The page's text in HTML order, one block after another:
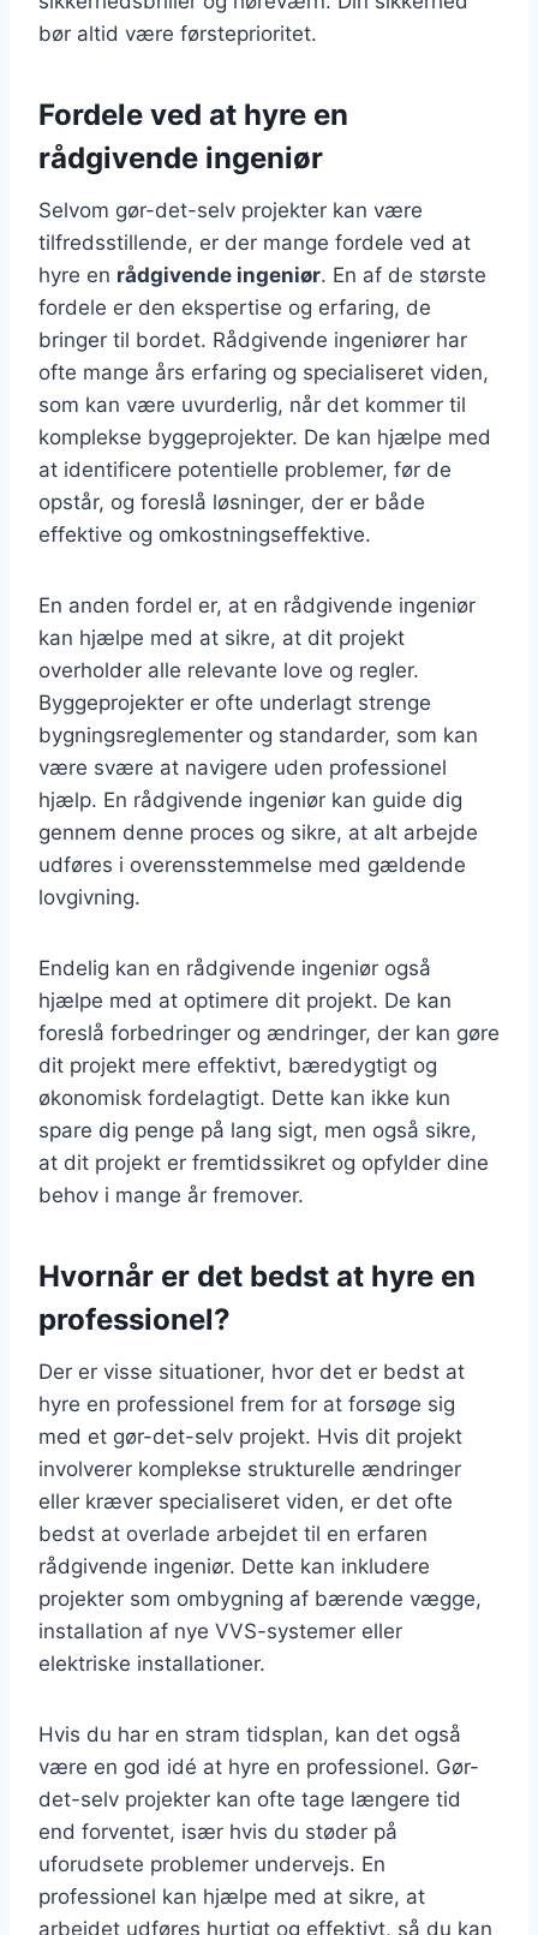
bør altid være førsteprioritet.
Fordele ved at hyre en
rådgivende ingeniør
Selvom gør-det-selv projekter kan være
tilfredsstillende, er der mange fordele ved at
hyre en rådgivende ingeniør. En af de største
fordele er den ekspertise og erfaring, de
bringer til bordet. Rådgivende ingeniører har
ofte mange års erfaring og specialiseret viden,
som kan være uvurderlig, når det kommer til
komplekse byggeprojekter. De kan hjælpe med
at identificere potentielle problemer, før de
opstår, og foreslå løsninger, der er både
effektive og omkostningseffektive.
En anden fordel er, at en rådgivende ingeniør
kan hjælpe med at sikre, at dit projekt
overholder alle relevante love og regler.
Byggeprojekter er ofte underlagt strenge
bygningsreglementer og standarder, som kan
være svære at navigere uden professionel
hjælp. En rådgivende ingeniør kan guide dig
gennem denne proces og sikre, at alt arbejde
udføres i overensstemmelse med gældende
lovgivning.
Endelig kan en rådgivende ingeniør også
hjælpe med at optimere dit projekt. De kan
foreslå forbedringer og ændringer, der kan gøre
dit projekt mere effektivt, bæredygtigt og
økonomisk fordelagtigt. Dette kan ikke kun
spare dig penge på lang sigt, men også sikre,
at dit projekt er fremtidssikret og opfylder dine
behov i mange år fremover.
Hvornår er det bedst at hyre en
professionel?
Der er visse situationer, hvor det er bedst at
hyre en professionel frem for at forsøge sig
med et gør-det-selv projekt. Hvis dit projekt
involverer komplekse strukturelle ændringer
eller kræver specialiseret viden, er det ofte
bedst at overlade arbejdet til en erfaren
rådgivende ingeniør. Dette kan inkludere
projekter som ombygning af bærende vægge,
installation af nye VVS-systemer eller
elektriske installationer.
Hvis du har en stram tidsplan, kan det også
være en god idé at hyre en professionel. Gør-
det-selv projekter kan ofte tage længere tid
end forventet, især hvis du støder på
uforudsete problemer undervejs. En
professionel kan hjælpe med at sikre, at
arbejdet udføres hurtigt og effektivt, så du kan